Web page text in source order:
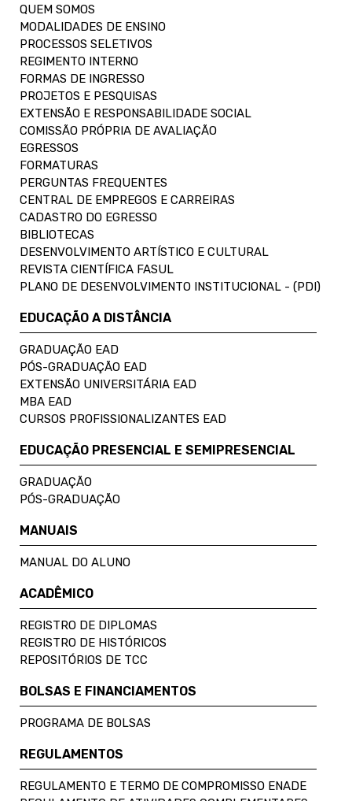
QUEM SOMOS
MODALIDADES DE ENSINO
PROCESSOS SELETIVOS
REGIMENTO INTERNO
FORMAS DE INGRESSO
PROJETOS E PESQUISAS
EXTENSÃO E RESPONSABILIDADE SOCIAL
COMISSÃO PRÓPRIA DE AVALIAÇÃO
EGRESSOS
FORMATURAS
PERGUNTAS FREQUENTES
CENTRAL DE EMPREGOS E CARREIRAS
CADASTRO DO EGRESSO
BIBLIOTECAS
DESENVOLVIMENTO ARTÍSTICO E CULTURAL
REVISTA CIENTÍFICA FASUL
PLANO DE DESENVOLVIMENTO INSTITUCIONAL - (PDI)
EDUCAÇÃO A DISTÂNCIA
GRADUAÇÃO EAD
PÓS-GRADUAÇÃO EAD
EXTENSÃO UNIVERSITÁRIA EAD
MBA EAD
CURSOS PROFISSIONALIZANTES EAD
EDUCAÇÃO PRESENCIAL E SEMIPRESENCIAL
GRADUAÇÃO
PÓS-GRADUAÇÃO
MANUAIS
MANUAL DO ALUNO
ACADÊMICO
REGISTRO DE DIPLOMAS
REGISTRO DE HISTÓRICOS
REPOSITÓRIOS DE TCC
BOLSAS E FINANCIAMENTOS
PROGRAMA DE BOLSAS
REGULAMENTOS
REGULAMENTO E TERMO DE COMPROMISSO ENADE